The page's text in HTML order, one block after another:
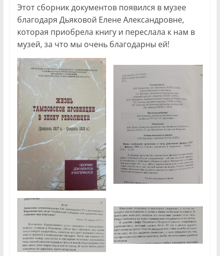
Этот сборник документов появился в музее
благодаря Дьяковой Елене Александровне,
которая приобрела книгу и переслала к нам в
музей, за что мы очень благодарны ей!